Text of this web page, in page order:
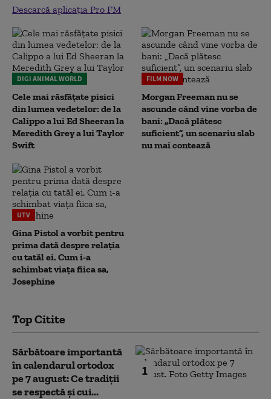
Descarcă aplicația Pro FM
DIGI ANIMAL WORLD
Cele mai răsfățate pisici
din lumea vedetelor: de la
Calippo a lui Ed Sheeran la
Meredith Grey a lui Taylor
Swift
FILM NOW
Morgan Freeman nu se
ascunde când vine vorba de
bani: „Dacă plătesc
suficient”, un scenariu slab
nu mai contează
UTV
Gina Pistol a vorbit pentru
prima dată despre relația
cu tatăl ei. Cum i-a
schimbat viața fiica sa,
Josephine
Top Citite
1
Sărbătoare importantă
în calendarul ortodox
pe 7 august: Ce tradiții
se respectă și cui...